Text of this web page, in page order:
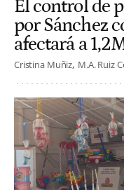
El control de
por Sánchez
afectará a
Cristina Muñiz M.A. Ruiz